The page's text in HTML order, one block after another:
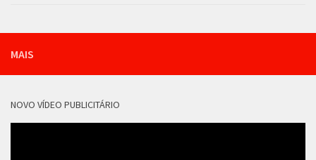
MAIS
NOVO VÍDEO PUBLICITÁRIO